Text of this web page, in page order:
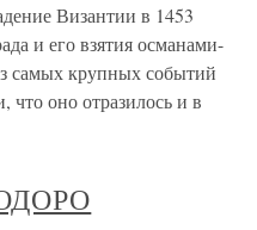
Византии в 1453
и его взятия османами-
самых крупных событий
что оно отразилось и в